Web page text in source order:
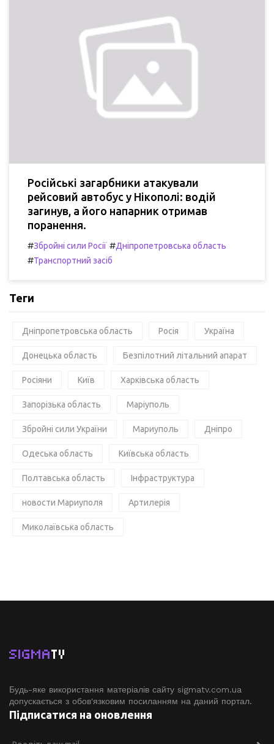
Російські загарбники атакували
рейсовий автобус у Нікополі: водій
загинув, а його напарник отримав
поранення.
#Збройні сили Росії #Дніпропетровська область
#Транспортний засіб
Теги
Дніпропетровська область Росія Україна
Донецька область Безпілотний літальний апарат
Росіяни Київ Харківська область
Запорізька область Маріуполь
Збройні сили України Мариуполь Дніпро
Одеська область Київська область
Полтавська область Інфраструктура
новости Мариуполя Артилерія
Миколаївська область
SIGMATV
Будь-яке використання матеріалів сайту sigmatv.com.ua
допускається з обов'язковим посиланням на даний портал.
Підписатися на оновлення